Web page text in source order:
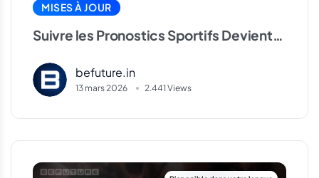
MISES À JOUR
Suivre les Pronostics Sportifs Devient
Notification
befuture.in
13 mars 2026 2.441 Views